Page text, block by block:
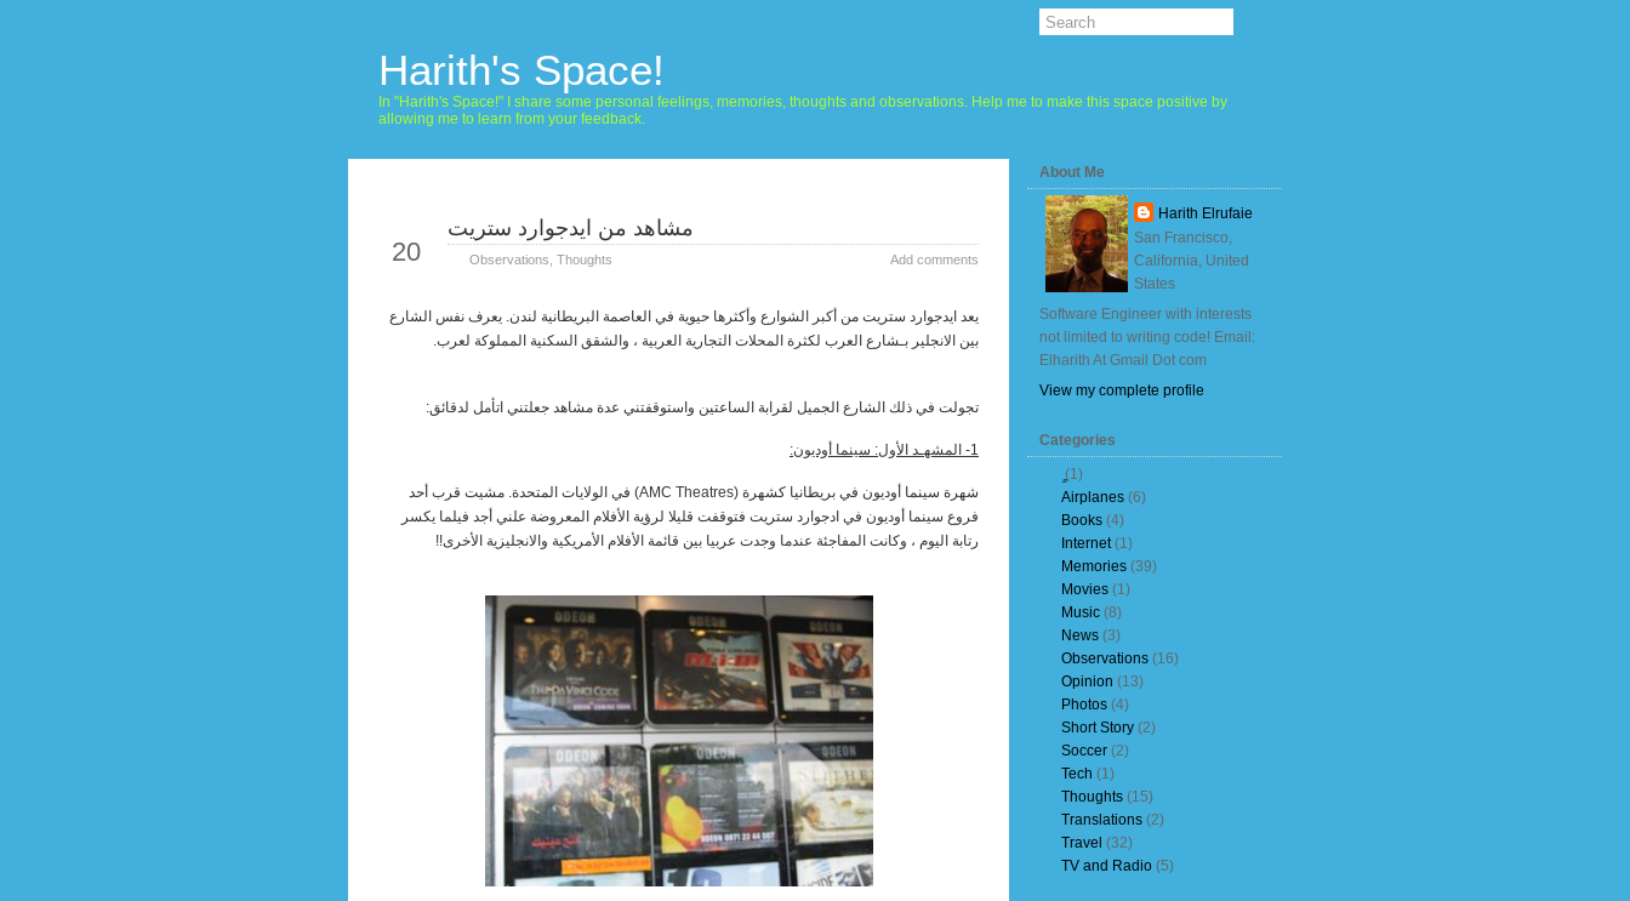
Harith's Space!
In "Harith's Space!" I share some personal feelings, memories, thoughts and observations. Help me to make this space positive by
allowing me to learn from your feedback.
20
مشاهد من ايدجوارد ستريت
Observations Thoughts Add comments
يعد ايدجوارد ستريت من أكبر الشوارع وأكثرها حيوية في العاصمة البريطانية لندن. يعرف نفس الشارع
بين الانجلير بـشارع العرب لكثرة المحلات التجارية العربية ، والشقق السكنية المملوكة لعرب.
تجولت في ذلك الشارع الجميل لقرابة الساعتين واستوقفتني عدة مشاهد جعلتني اتأمل لدقائق:
1- المشهـد الأول: سينما أوديون:
شهرة سينما أوديون في بريطانيا كشهرة ((AMC Theatres في الولايات المتحدة. مشيت قرب أحد
فروع سينما أوديون في ادجوارد ستريت فتوقفت قليلا لرؤية الأفلام المعروضة علني أجد فيلما يكسر
رتابة اليوم ، وكانت المفاجئة عندما وجدت عربيا بين قائمة الأفلام الأمريكية والانجليزية الأخرى!!
About Me
Harith Elrufaie
San Francisco,
California, United
States
Software Engineer with interests
not limited to writing code! Email:
Elharith At Gmail Dot com
View my complete profile
Categories
(1)
Airplanes (6)
Books (4)
Internet(1)
Memories (39)
Movies (1)
Music (8)
News (3)
Observations (16)
Opinion (13)
Photos (4)
Short Story (2)
Soccer (2)
Tech (1)
Thoughts (15)
Translations (2)
Travel (32)
TV and Radio (5)